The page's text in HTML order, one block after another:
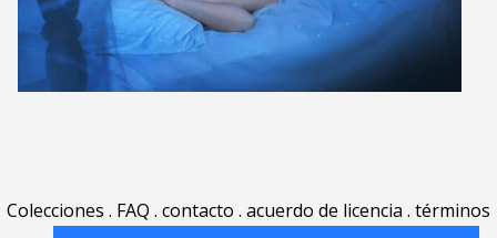
Colecciones . FAQ . contacto . acuerdo de licencia . términos